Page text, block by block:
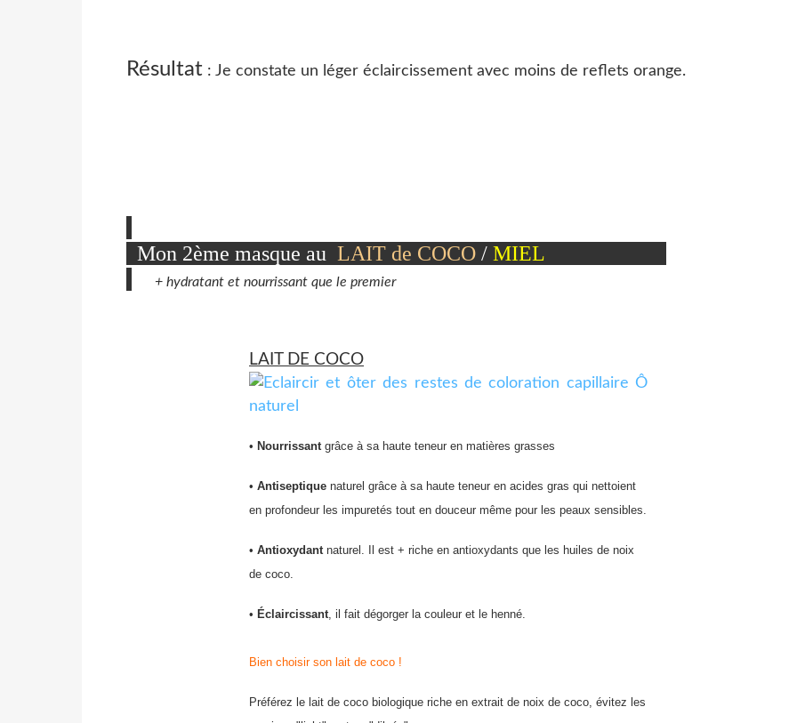
Résultat : Je constate un léger éclaircissement avec moins de reflets orange.
Mon 2ème masque au LAIT de COCO / MIEL
+ hydratant et nourrissant que le premier
LAIT DE COCO
• Nourrissant grâce à sa haute teneur en matières grasses
• Antiseptique naturel grâce à sa haute teneur en acides gras qui nettoient
en profondeur les impuretés tout en douceur même pour les peaux sensibles.
• Antioxydant naturel. Il est + riche en antioxydants que les huiles de noix
de coco.
• Éclaircissant , il fait dégorger la couleur et le henné.
Bien choisir son lait de coco !
Préférez le lait de coco biologique riche en extrait de noix de coco, évitez les